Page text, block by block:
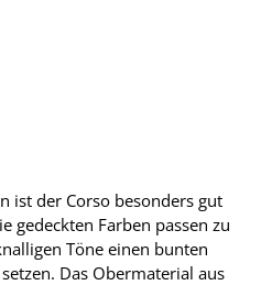
ist der Corso besonders gut
gedeckten Farben passen zu
Töne einen bunten
Das Obermaterial aus